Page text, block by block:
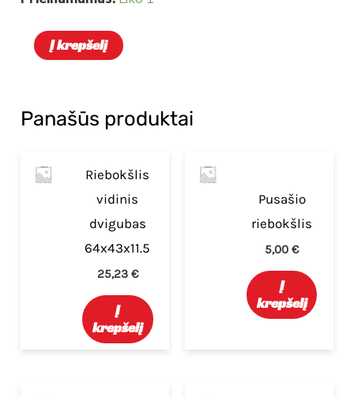
Į krepšelį
Panašūs produktai
Riebokšlis
vidinis
dvigubas
64x43x11.5
25,23 €
Į
krepšelį
Pusašio
riebokšlis
5,00€
Į
krepšelį